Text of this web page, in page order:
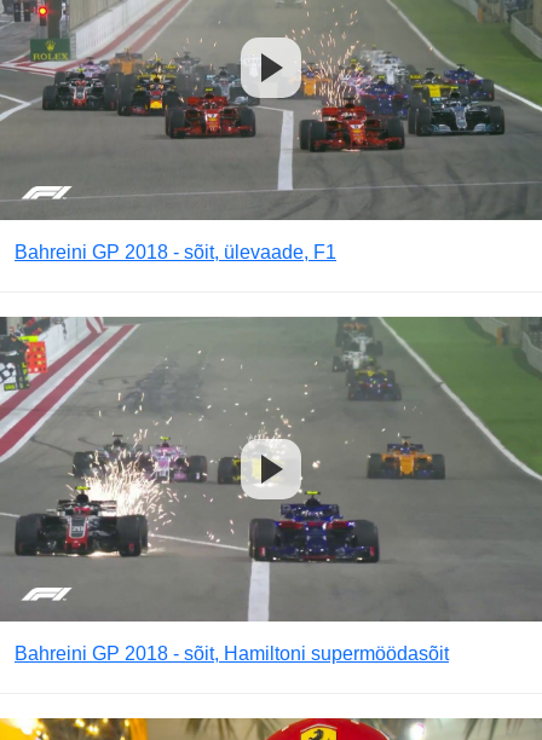
Bahreini GP 2018 - sõit, ülevaade, F1
Bahreini GP 2018 - sõit, Hamiltoni supermöödasõit